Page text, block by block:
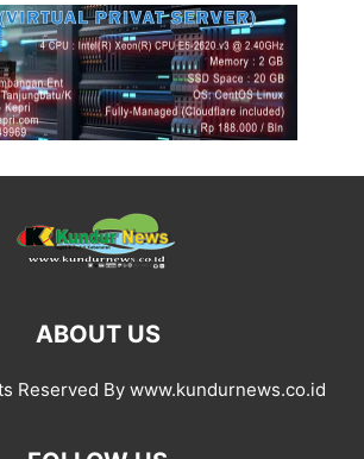
ABOUT US
Reserved By www.kundurnews.co.id